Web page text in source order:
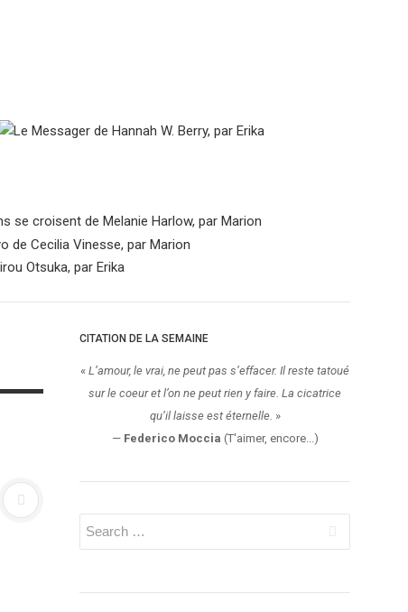
CITATION DE LA SEMAINE
« L’amour, le vrai, ne peut pas s’effacer. Il reste tatoué
sur le coeur et l’on ne peut rien y faire. La cicatrice
qu’il laisse est éternelle. »
— Federico Moccia (T'aimer, encore...)